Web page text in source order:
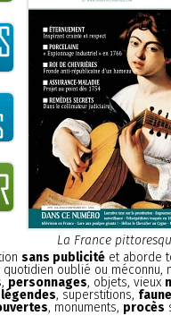
La France
sans publicité et aborde
quotidien oublié ou méconnu,
personnages, objets, vieux
légendes, superstitions,
, monuments, procès